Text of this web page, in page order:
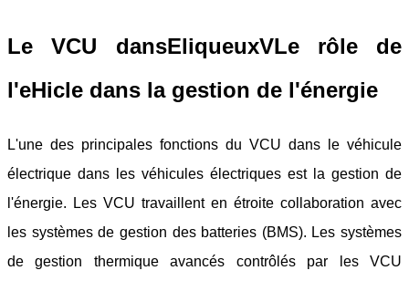
Le VCU dansEliqueuxVLe rôle de
l'eHicle dans la gestion de l'énergie
L'une des principales fonctions du VCU dans le véhicule
électrique dans les véhicules électriques est la gestion de
l'énergie. Les VCU travaillent en étroite collaboration avec
les systèmes de gestion des batteries (BMS). Les systèmes
de gestion thermique avancés contrôlés par les VCU